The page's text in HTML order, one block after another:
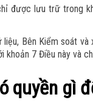
được lưu trữ trong
liệu, Bên Kiểm soát
khoản 7 Điều này và
quyền gì